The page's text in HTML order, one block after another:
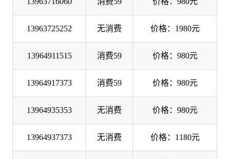
13963725252 无消费 价格：1980元
13964911515 消费59 价格：980元
13964917373 消费59 价格：980元
13964935353 无消费 价格：980元
13964937373 无消费 价格：1180元